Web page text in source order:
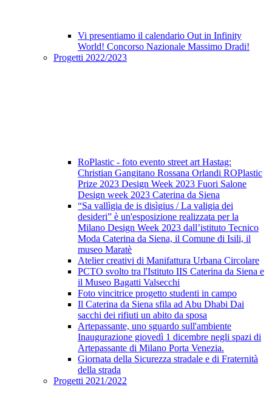
Vi presentiamo il calendario Out in Infinity
World! Concorso Nazionale Massimo Dradi!
Progetti 2022/2023
RoPlastic - foto evento street art Hastag:
Christian Gangitano Rossana Orlandi ROPlastic
Prize 2023 Design Week 2023 Fuori Salone
Design week 2023 Caterina da Siena
“Sa vallìgia de is disìgius / La valigia dei
desideri” è un'esposizione realizzata per la
Milano Design Week 2023 dall’istituto Tecnico
Moda Caterina da Siena, il Comune di Isili, il
museo Maratè
Atelier creativi di Manifattura Urbana Circolare
PCTO svolto tra l'Istituto IIS Caterina da Siena e
il Museo Bagatti Valsecchi
Foto vincitrice progetto studenti in campo
Il Caterina da Siena sfila ad Abu Dhabi Dai
sacchi dei rifiuti un abito da sposa
Artepassante, uno sguardo sull'ambiente
Inaugurazione giovedì 1 dicembre negli spazi di
Artepassante di Milano Porta Venezia.
Giornata della Sicurezza stradale e di Fraternità
della strada
Progetti 2021/2022